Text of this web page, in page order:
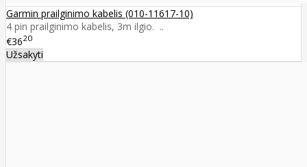
Garmin prailginimo kabelis (010-11617-10)
4 pin prailginimo kabelis, 3m ilgio. ..
€3620
Užsakyti